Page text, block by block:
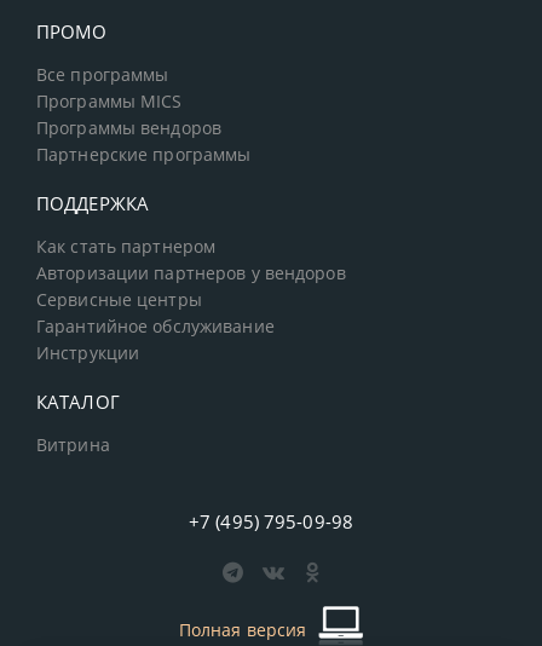
ПРОМО
Все программы
Программы MICS
Программы вендоров
Партнерские программы
ПОДДЕРЖКА
Как стать партнером
Авторизации партнеров у вендоров
Сервисные центры
Гарантийное обслуживание
Инструкции
КАТАЛОГ
Витрина
+7 (495) 795-09-98
Полная версия